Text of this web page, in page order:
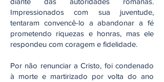
Impressionados com sua juventude,
tentaram convencê-lo a abandonar a fé
prometendo riquezas e honras, mas ele
respondeu com coragem e fidelidade.
Por não renunciar a Cristo, foi condenado
à morte e martirizado por volta do ano